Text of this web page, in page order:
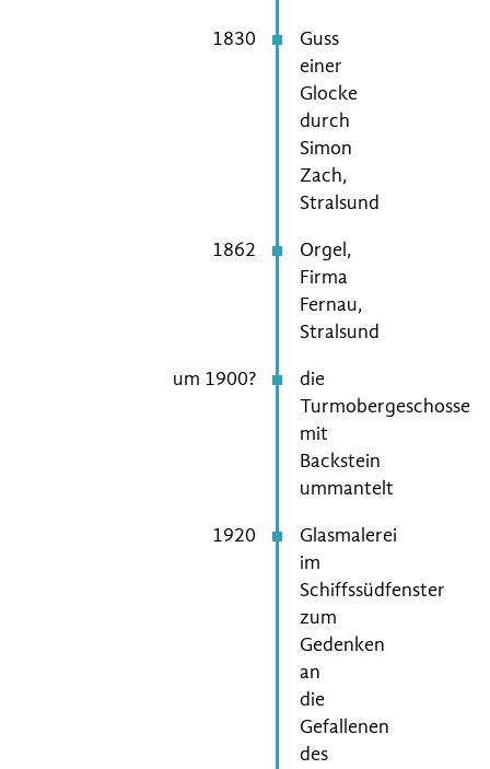
1830
Guss
einer
Glocke
durch
Simon
Zach,
Stralsund
1862
Orgel,
Firma
Fernau,
Stralsund
um 1900?
die
Turmobergeschosse
mit
Backstein
ummantelt
1920
Glasmalerei
im
Schiffssüdfenster
zum
Gedenken
an
die
Gefallenen
des